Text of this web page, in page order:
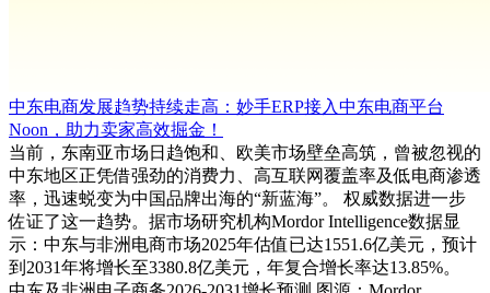
中东电商发展趋势持续走高：妙手ERP接入中东电商平台
Noon，助力卖家高效掘金！
当前，东南亚市场日趋饱和、欧美市场壁垒高筑，曾被忽视的
中东地区正凭借强劲的消费力、高互联网覆盖率及低电商渗透
率，迅速蜕变为中国品牌出海的“新蓝海”。 权威数据进一步
佐证了这一趋势。据市场研究机构Mordor Intelligence数据显
示：中东与非洲电商市场2025年估值已达1551.6亿美元，预计
到2031年将增长至3380.8亿美元，年复合增长率达13.85%。